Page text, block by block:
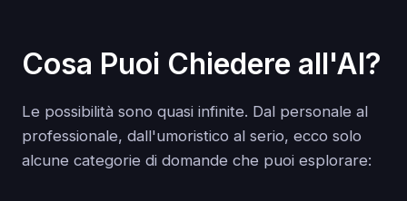
Cosa Puoi Chiedere all'AI?
Le possibilità sono quasi infinite. Dal personale al
professionale, dall'umoristico al serio, ecco solo
alcune categorie di domande che puoi esplorare: